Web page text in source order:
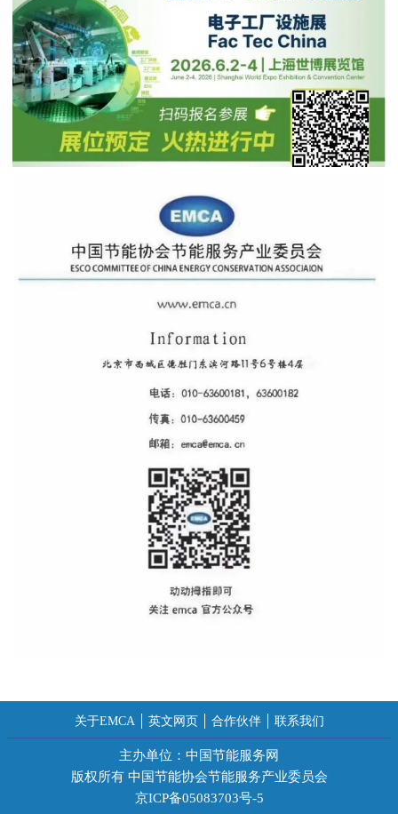
关于EMCA 英文网页 合作伙伴 联系我们
主办单位：中国节能服务网
版权所有 中国节能协会节能服务产业委员会
京ICP备05083703号-5